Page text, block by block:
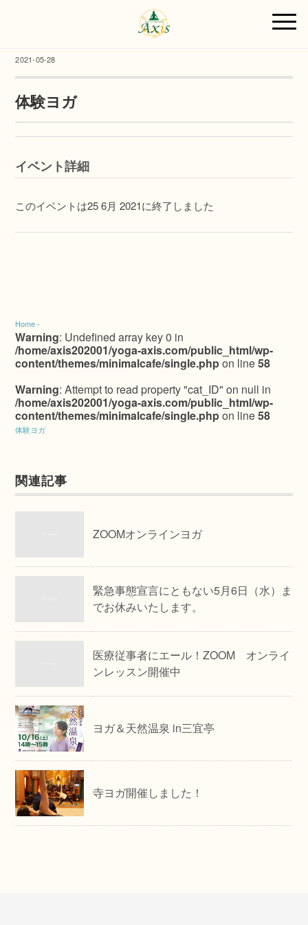
2021-05-28
体験ヨガ
イベント詳細
このイベントは25 6月 2021に終了しました
Home ›
Warning: Undefined array key 0 in
/home/axis202001/yoga-axis.com/public_html/wp-
content/themes/minimalcafe/single.phpon line58
Warning: Attempt to read property "cat_ID" on null in
/home/axis202001/yoga-axis.com/public_html/wp-
content/themes/minimalcafe/single.phpon line58
体験ヨガ
関連記事
ZOOMオンラインヨガ
緊急事態宣言にともない5月6日（水）ま
でお休みいたします。
医療従事者にエール！ZOOM オンライ
ンレッスン開催中
ヨガ＆天然温泉 in三宜亭
寺ヨガ開催しました！